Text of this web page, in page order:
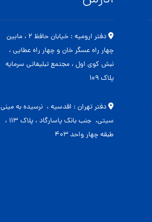
دفتر ارومیه : خیابان حافظ ۲ ، مابین
چهار راه عسگر خان و چهار راه عطایی ،
نبش کوی اول ، مجتمع تبلیغاتی سرمایه
پلاک ۱۰۹
دفتر تهران : اقدسیه ، نرسیده به مینی
سیتی، جنب بانک پاسارگاد ، پلاک ۱۱۳ ،
طبقه چهار واحد ۴۰۳